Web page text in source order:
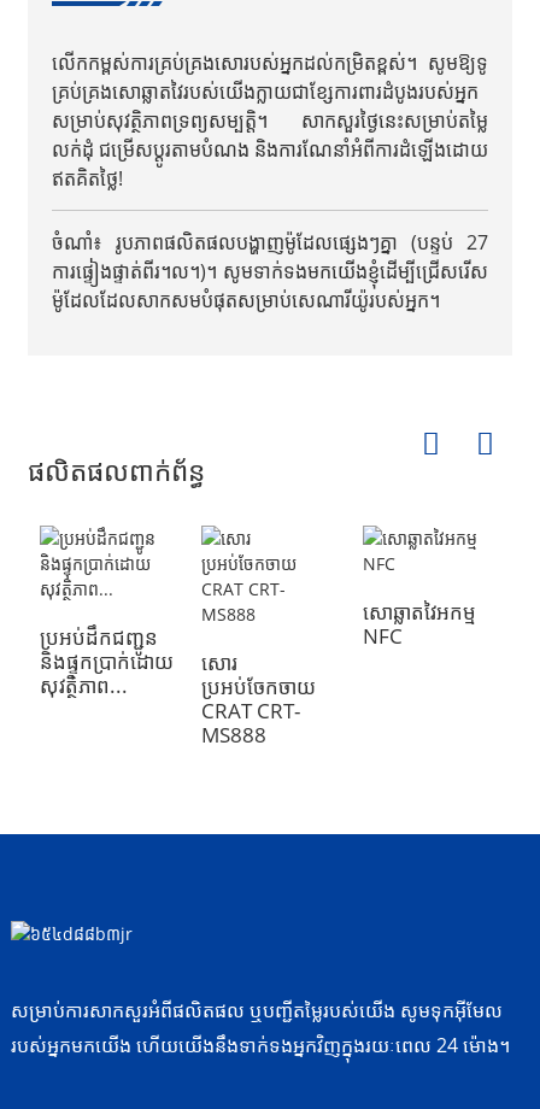
លើកកម្ពស់ការគ្រប់គ្រងសោរបស់អ្នកដល់កម្រិតខ្ពស់។ សូមឱ្យទូ
គ្រប់គ្រងសោឆ្លាតវៃរបស់យើងក្លាយជាខ្សែការពារដំបូងរបស់អ្នក
សម្រាប់សុវត្ថិភាពទ្រព្យសម្បត្តិ។ សាកសួរថ្ងៃនេះសម្រាប់តម្លៃ
លក់ដុំ ជម្រើសប្ដូរតាមបំណង និងការណែនាំអំពីការដំឡើងដោយ
ឥតគិតថ្លៃ!
ចំណាំ៖ រូបភាពផលិតផលបង្ហាញម៉ូដែលផ្សេងៗគ្នា (បន្ទប់ 27
ការផ្ទៀងផ្ទាត់ពីរ។ល។)។ សូមទាក់ទងមកយើងខ្ញុំដើម្បីជ្រើសរើស
ម៉ូដែលដែលសាកសមបំផុតសម្រាប់សេណារីយ៉ូរបស់អ្នក។
ផលិតផលពាក់ព័ន្ធ
ប្រអប់ដឹកជញ្ជូន
និងផ្ទុកប្រាក់ដោយ
សុវត្ថិភាព...
សោរ
ប្រអប់ចែកចាយ
CRAT CRT-
MS888
សោឆ្លាតវៃអកម្ម
NFC
សម្រាប់ការសាកសួរអំពីផលិតផល ឬបញ្ជីតម្លៃរបស់យើង សូមទុកអ៊ីមែល
របស់អ្នកមកយើង ហើយយើងនឹងទាក់ទងអ្នកវិញក្នុងរយៈពេល 24 ម៉ោង។